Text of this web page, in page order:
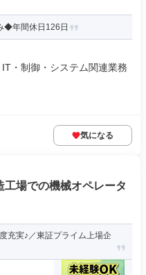
◆年間休日126日
・制御・システム関連業務
気になる
工場での機械オペレータ
充実♪／東証プライム上場企